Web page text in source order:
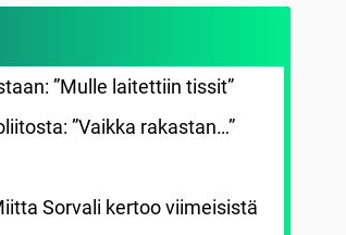
”Mulle laitettiin tissit”
”Vaikka rakastan…”
Sorvali kertoo viimeisistä